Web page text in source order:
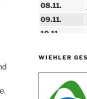
08.11.
09.11.
10.11.
14.11.
15.11.
15.11.
WIEHLER